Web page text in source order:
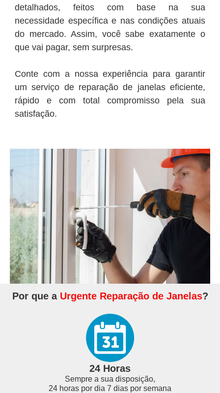
detalhados, feitos com base na sua
necessidade específica e nas condições atuais
do mercado. Assim, você sabe exatamente o
que vai pagar, sem surpresas.
Conte com a nossa experiência para garantir
um serviço de reparação de janelas eficiente,
rápido e com total compromisso pela sua
satisfação.
Por que a Urgente Reparação de Janelas?
24 Horas
Sempre a sua disposição,
24 horas por dia 7 dias por semana